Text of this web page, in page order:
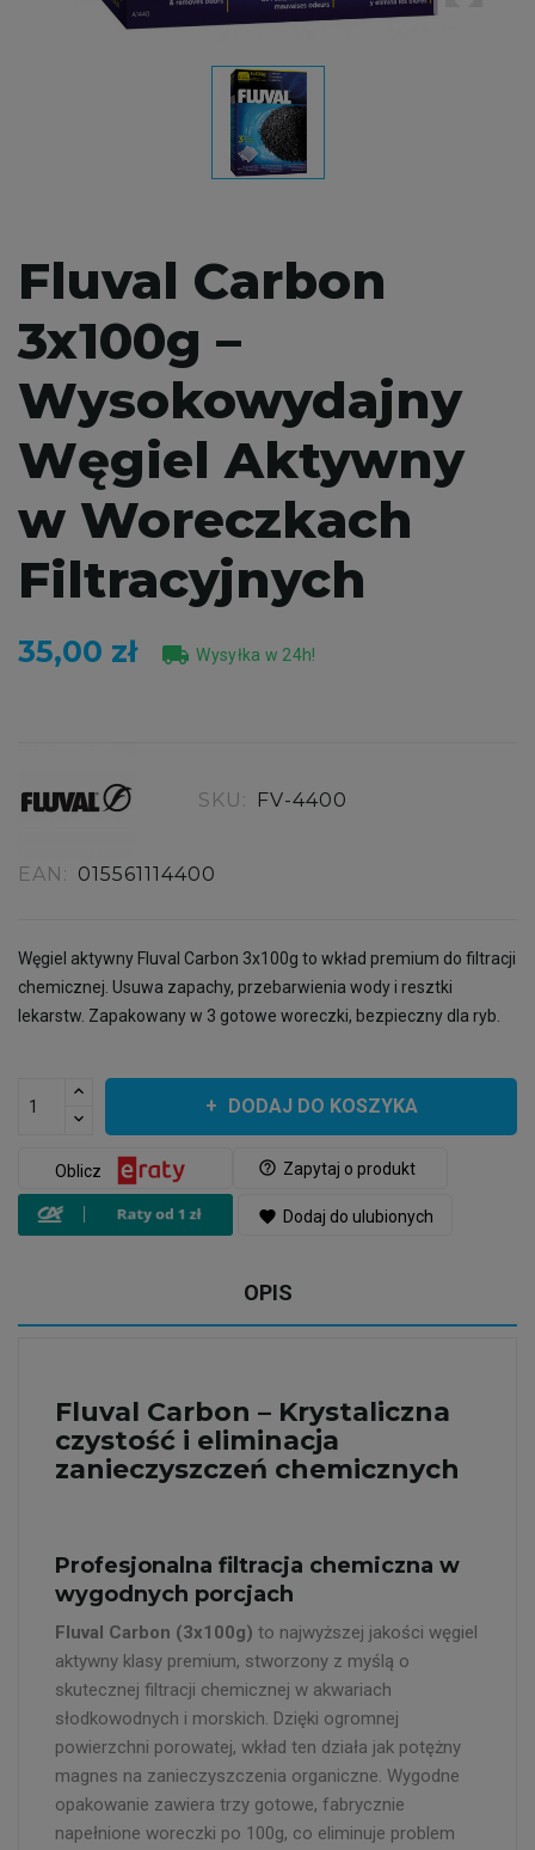
Fluval Carbon
3x100g –
Wysokowydajny
Węgiel Aktywny
w Woreczkach
Filtracyjnych
35,00 zł local_shipping Wysyłka w 24h!
SKU: FV-4400
EAN: 015561114400
Węgiel aktywny Fluval Carbon 3x100g to wkład premium do filtracji
chemicznej. Usuwa zapachy, przebarwienia wody i resztki
lekarstw. Zapakowany w 3 gotowe woreczki, bezpieczny dla ryb.
DODAJ DO KOSZYKA
help_outline Zapytaj o produkt
Oblicz
favorite Dodaj do ulubionych
OPIS
Fluval Carbon – Krystaliczna
czystość i eliminacja
zanieczyszczeń chemicznych
Profesjonalna filtracja chemiczna w
wygodnych porcjach
Fluval Carbon (3x100g) to najwyższej jakości węgiel
aktywny klasy premium, stworzony z myślą o
skutecznej filtracji chemicznej w akwariach
słodkowodnych i morskich. Dzięki ogromnej
powierzchni porowatej, wkład ten działa jak potężny
magnes na zanieczyszczenia organiczne. Wygodne
opakowanie zawiera trzy gotowe, fabrycznie
napełnione woreczki po 100g, co eliminuje problem